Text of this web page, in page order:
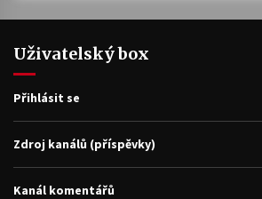
Uživatelský box
Přihlásit se
Zdroj kanálů (příspěvky)
Kanál komentářů